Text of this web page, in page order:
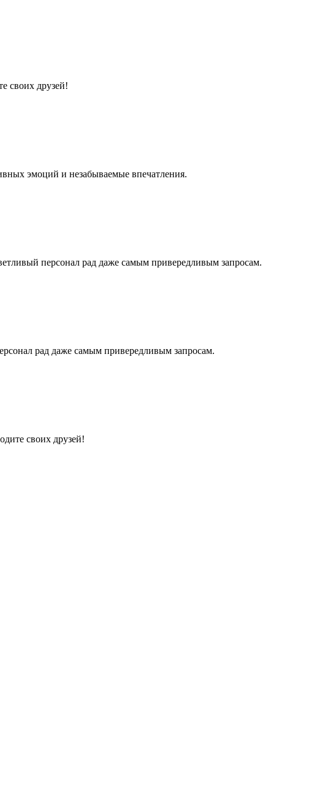
своих друзей!
эмоций и незабываемые впечатления.
персонал рад даже самым привередливым запросам.
рад даже самым привередливым запросам.
своих друзей!